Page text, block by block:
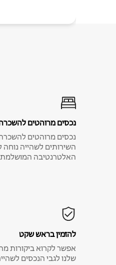
נכסים מרוהטים
נכסים מרוהטים
השירותים לשהייה נוחה
האלטרנטיבה
להזמין בראש שקט
אפשר לקרוא ביקורות
שלנו לגבי הנכסים